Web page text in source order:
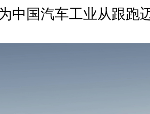
中国汽车工业从跟跑